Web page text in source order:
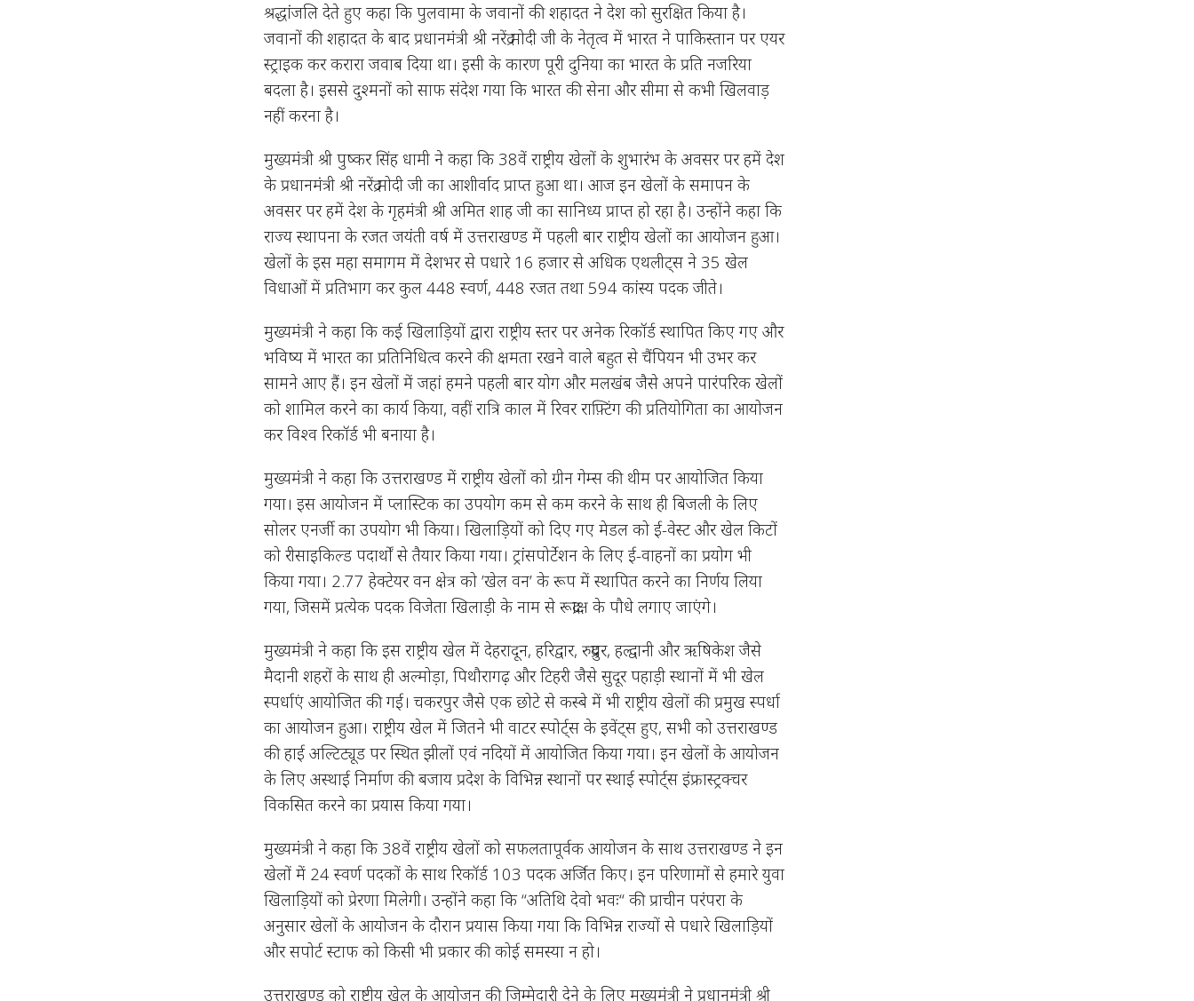
श्रद्धांजलि देते हुए कहा कि पुलवामा के जवानों की शहादत ने देश को सुरक्षित किया है।
जवानों की शहादत के बाद प्रधानमंत्री श्री नरेंद्र मोदी जी के नेतृत्व में भारत ने पाकिस्तान पर एयर
स्ट्राइक कर करारा जवाब दिया था। इसी के कारण पूरी दुनिया का भारत के प्रति नजरिया
बदला है। इससे दुश्मनों को साफ संदेश गया कि भारत की सेना और सीमा से कभी खिलवाड़
नहीं करना है।
मुख्यमंत्री श्री पुष्कर सिंह धामी ने कहा कि 38वें राष्ट्रीय खेलों के शुभारंभ के अवसर पर हमें देश
के प्रधानमंत्री श्री नरेंद्र मोदी जी का आशीर्वाद प्राप्त हुआ था। आज इन खेलों के समापन के
अवसर पर हमें देश के गृहमंत्री श्री अमित शाह जी का सानिध्य प्राप्त हो रहा है। उन्होंने कहा कि
राज्य स्थापना के रजत जयंती वर्ष में उत्तराखण्ड में पहली बार राष्ट्रीय खेलों का आयोजन हुआ।
खेलों के इस महा समागम में देशभर से पधारे 16 हजार से अधिक एथलीट्स ने 35 खेल
विधाओं में प्रतिभाग कर कुल 448 स्वर्ण, 448 रजत तथा 594 कांस्य पदक जीते।
मुख्यमंत्री ने कहा कि कई खिलाड़ियों द्वारा राष्ट्रीय स्तर पर अनेक रिकॉर्ड स्थापित किए गए और
भविष्य में भारत का प्रतिनिधित्व करने की क्षमता रखने वाले बहुत से चैंपियन भी उभर कर
सामने आए हैं। इन खेलों में जहां हमने पहली बार योग और मलखंब जैसे अपने पारंपरिक खेलों
को शामिल करने का कार्य किया, वहीं रात्रि काल में रिवर राफ़्टिंग की प्रतियोगिता का आयोजन
कर विश्व रिकॉर्ड भी बनाया है।
मुख्यमंत्री ने कहा कि उत्तराखण्ड में राष्ट्रीय खेलों को ग्रीन गेम्स की थीम पर आयोजित किया
गया। इस आयोजन में प्लास्टिक का उपयोग कम से कम करने के साथ ही बिजली के लिए
सोलर एनर्जी का उपयोग भी किया। खिलाड़ियों को दिए गए मेडल को ई-वेस्ट और खेल किटों
को रीसाइकिल्ड पदार्थों से तैयार किया गया। ट्रांसपोर्टेशन के लिए ई-वाहनों का प्रयोग भी
किया गया। 2.77 हेक्टेयर वन क्षेत्र को ’खेल वन’ के रूप में स्थापित करने का निर्णय लिया
गया, जिसमें प्रत्येक पदक विजेता खिलाड़ी के नाम से रूद्राक्ष के पौधे लगाए जाएंगे।
मुख्यमंत्री ने कहा कि इस राष्ट्रीय खेल में देहरादून, हरिद्वार, रुद्रपुर, हल्द्वानी और ऋषिकेश जैसे
मैदानी शहरों के साथ ही अल्मोड़ा, पिथौरागढ़ और टिहरी जैसे सुदूर पहाड़ी स्थानों में भी खेल
स्पर्धाएं आयोजित की गई। चकरपुर जैसे एक छोटे से कस्बे में भी राष्ट्रीय खेलों की प्रमुख स्पर्धा
का आयोजन हुआ। राष्ट्रीय खेल में जितने भी वाटर स्पोर्ट्स के इवेंट्स हुए, सभी को उत्तराखण्ड
की हाई अल्टिट्यूड पर स्थित झीलों एवं नदियों में आयोजित किया गया। इन खेलों के आयोजन
के लिए अस्थाई निर्माण की बजाय प्रदेश के विभिन्न स्थानों पर स्थाई स्पोर्ट्स इंफ्रास्ट्रक्चर
विकसित करने का प्रयास किया गया।
मुख्यमंत्री ने कहा कि 38वें राष्ट्रीय खेलों को सफलतापूर्वक आयोजन के साथ उत्तराखण्ड ने इन
खेलों में 24 स्वर्ण पदकों के साथ रिकॉर्ड 103 पदक अर्जित किए। इन परिणामों से हमारे युवा
खिलाड़ियों को प्रेरणा मिलेगी। उन्होंने कहा कि “अतिथि देवो भवः“ की प्राचीन परंपरा के
अनुसार खेलों के आयोजन के दौरान प्रयास किया गया कि विभिन्न राज्यों से पधारे खिलाड़ियों
और सपोर्ट स्टाफ को किसी भी प्रकार की कोई समस्या न हो।
उत्तराखण्ड को राष्ट्रीय खेल के आयोजन की जिम्मेदारी देने के लिए मुख्यमंत्री ने प्रधानमंत्री श्री